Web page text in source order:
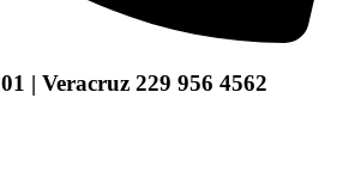
| Veracruz 229 956 4562